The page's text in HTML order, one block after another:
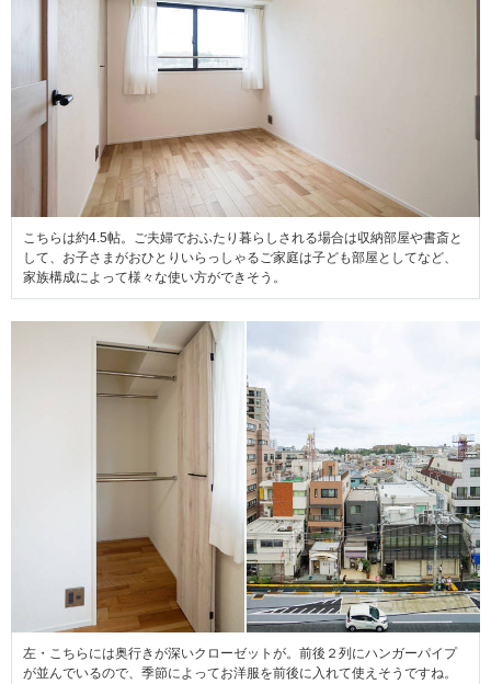
こちらは約4.5帖。ご夫婦でおふたり暮らしされる場合は収納部屋や書斎と
して、お子さまがおひとりいらっしゃるご家庭は子ども部屋としてなど、
家族構成によって様々な使い方ができそう。
左・こちらには奥行きが深いクローゼットが。前後２列にハンガーパイプ
が並んでいるので、季節によってお洋服を前後に入れて使えそうですね。